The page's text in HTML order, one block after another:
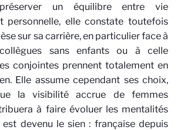
un équilibre entre vie
personnelle, elle constate toutefois
sur sa carrière, en particulier face à
sans enfants ou à celle
conjointes prennent totalement en
Elle assume cependant ses choix,
la visibilité accrue de femmes
à faire évoluer les mentalités
devenu le sien : française depuis